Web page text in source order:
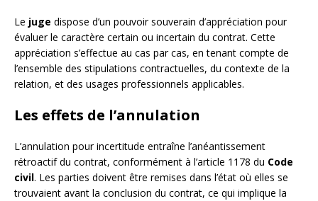
Le juge dispose d’un pouvoir souverain d’appréciation pour
évaluer le caractère certain ou incertain du contrat. Cette
appréciation s’effectue au cas par cas, en tenant compte de
l’ensemble des stipulations contractuelles, du contexte de la
relation, et des usages professionnels applicables.
Les effets de l’annulation
L’annulation pour incertitude entraîne l’anéantissement
rétroactif du contrat, conformément à l’article 1178 du Code
civil. Les parties doivent être remises dans l’état où elles se
trouvaient avant la conclusion du contrat, ce qui implique la